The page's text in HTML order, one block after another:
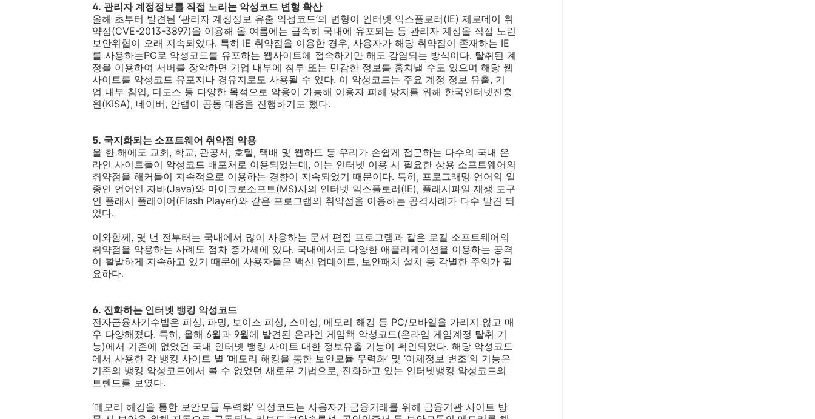
4. 관리자 계정정보를 직접 노리는 악성코드 변형 확산
올해 초부터 발견된 ‘관리자 계정정보 유출 악성코드’의 변형이 인터넷 익스플로러(IE) 제로데이 취
약점(CVE-2013-3897)을 이용해 올 여름에는 급속히 국내에 유포되는 등 관리자 계정을 직접 노린
보안위협이 오래 지속되었다. 특히 IE 취약점을 이용한 경우, 사용자가 해당 취약점이 존재하는 IE
를 사용하는PC로 악성코드를 유포하는 웹사이트에 접속하기만 해도 감염되는 방식이다. 탈취된 계
정을 이용하여 서버를 장악하면 기업 내부에 침투 또는 민감한 정보를 훔쳐낼 수도 있으며 해당 웹
사이트를 악성코드 유포지나 경유지로도 사용될 수 있다. 이 악성코드는 주요 계정 정보 유출, 기
업 내부 침입, 디도스 등 다양한 목적으로 악용이 가능해 이용자 피해 방지를 위해 한국인터넷진흥
원(KISA), 네이버, 안랩이 공동 대응을 진행하기도 했다.
5. 국지화되는 소프트웨어 취약점 악용
올 한 해에도 교회, 학교, 관공서, 호텔, 택배 및 웹하드 등 우리가 손쉽게 접근하는 다수의 국내 온
라인 사이트들이 악성코드 배포처로 이용되었는데, 이는 인터넷 이용 시 필요한 상용 소프트웨어의
취약점을 해커들이 지속적으로 이용하는 경향이 지속되었기 때문이다. 특히, 프로그래밍 언어의 일
종인 언어인 자바(Java)와 마이크로소프트(MS)사의 인터넷 익스플로러(IE), 플래시파일 재생 도구
인 플래시 플레이어(Flash Player)와 같은 프로그램의 취약점을 이용하는 공격사례가 다수 발견 되
었다.
이와함께, 몇 년 전부터는 국내에서 많이 사용하는 문서 편집 프로그램과 같은 로컬 소프트웨어의
취약점을 악용하는 사례도 점차 증가세에 있다. 국내에서도 다양한 애플리케이션을 이용하는 공격
이 활발하게 지속하고 있기 때문에 사용자들은 백신 업데이트, 보안패치 설치 등 각별한 주의가 필
요하다.
6. 진화하는 인터넷 뱅킹 악성코드
전자금융사기수법은 피싱, 파밍, 보이스 피싱, 스미싱, 메모리 해킹 등 PC/모바일을 가리지 않고 매
우 다양해졌다. 특히, 올해 6월과 9월에 발견된 온라인 게임핵 악성코드(온라임 게임계정 탈취 기
능)에서 기존에 없었던 국내 인터넷 뱅킹 사이트 대한 정보유출 기능이 확인되었다. 해당 악성코드
에서 사용한 각 뱅킹 사이트 별 ‘메모리 해킹을 통한 보안모듈 무력화’ 및 ‘이체정보 변조’의 기능은
기존의 뱅킹 악성코드에서 볼 수 없었던 새로운 기법으로, 진화하고 있는 인터넷뱅킹 악성코드의
트렌드를 보였다.
‘메모리 해킹을 통한 보안모듈 무력화’ 악성코드는 사용자가 금융거래를 위해 금융기관 사이트 방